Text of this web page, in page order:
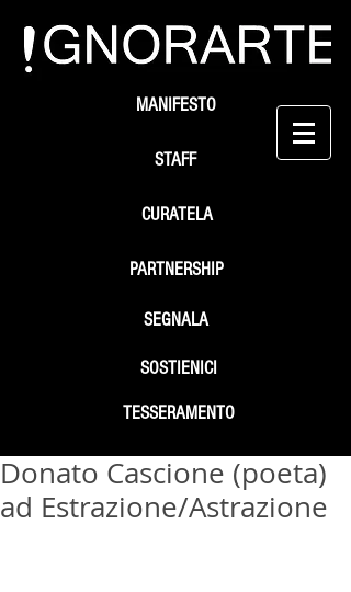
STAFF
SEGNALA
SOSTIENICI
MANIFESTO
PARTNERSHIP
TESSERAMENTO
CURATELA
Donato Cascione (poeta)
ad Estrazione/Astrazione